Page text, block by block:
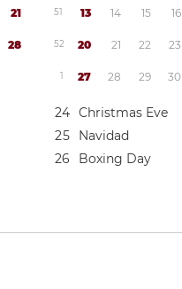
21
28
51 13 14 15 16
52 20 21 22 23
1 27 28 29 30
24 Christmas Eve
25
Navidad
26 Boxing Day